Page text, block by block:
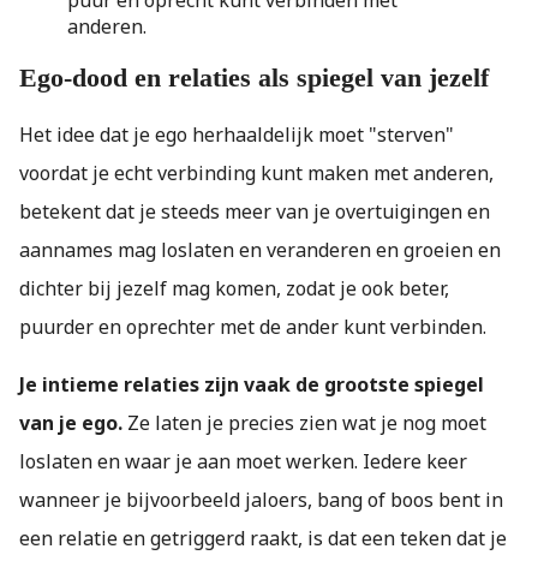
anderen.
Ego-dood en relaties als spiegel van jezelf
Het idee dat je ego herhaaldelijk moet "sterven"
voordat je echt verbinding kunt maken met anderen,
betekent dat je steeds meer van je overtuigingen en
aannames mag loslaten en veranderen en groeien en
dichter bij jezelf mag komen, zodat je ook beter,
puurder en oprechter met de ander kunt verbinden.
Je intieme relaties zijn vaak de grootste spiegel
van je ego. Ze laten je precies zien wat je nog moet
loslaten en waar je aan moet werken. Iedere keer
wanneer je bijvoorbeeld jaloers, bang of boos bent in
een relatie en getriggerd raakt, is dat een teken dat je